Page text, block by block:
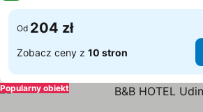
Od 204 zł
Zobacz ceny z 10 stron
Popularny obiekt